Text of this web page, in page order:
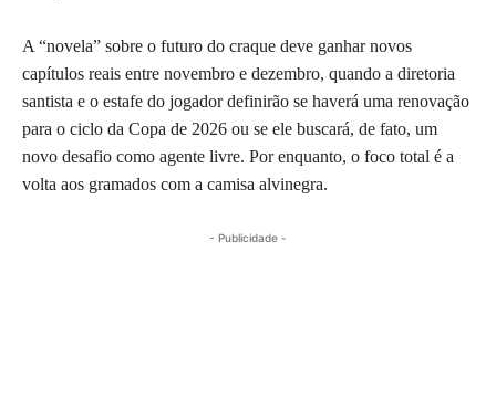
A “novela” sobre o futuro do craque deve ganhar novos
capítulos reais entre novembro e dezembro, quando a diretoria
santista e o estafe do jogador definirão se haverá uma renovação
para o ciclo da Copa de 2026 ou se ele buscará, de fato, um
novo desafio como agente livre. Por enquanto, o foco total é a
volta aos gramados com a camisa alvinegra.
- Publicidade -